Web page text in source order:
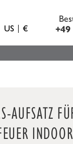
US €
AUFSATZ